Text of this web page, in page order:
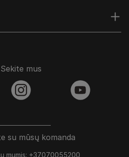
su mūsų komanda
mumis: +37070055200
Sekite mus
instagram youtube